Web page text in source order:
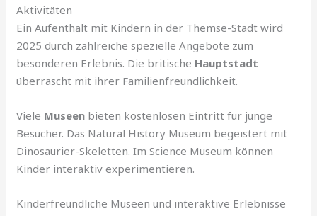
Aktivitäten
Ein Aufenthalt mit Kindern in der Themse-Stadt wird
2025 durch zahlreiche spezielle Angebote zum
besonderen Erlebnis. Die britische Hauptstadt
überrascht mit ihrer Familienfreundlichkeit.
Viele Museen bieten kostenlosen Eintritt für junge
Besucher. Das Natural History Museum begeistert mit
Dinosaurier-Skeletten. Im Science Museum können
Kinder interaktiv experimentieren.
Kinderfreundliche Museen und interaktive Erlebnisse